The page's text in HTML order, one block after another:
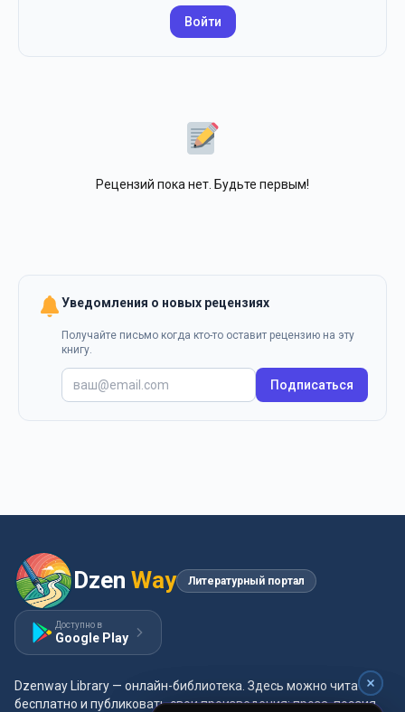
Войти
Рецензий пока нет. Будьте первым!
Уведомления о новых рецензиях
Получайте письмо когда кто-то оставит рецензию на эту
книгу.
Подписаться
Dzen Way Литературный портал
Доступно в
Google Play
Dzenway Library — онлайн-библиотека. Здесь можно читать
бесплатно и публиковать свои произведения: проза, поэзия,